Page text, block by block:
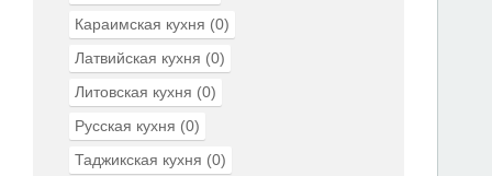
Караимская кухня (0)
Латвийская кухня (0)
Литовская кухня (0)
Русская кухня (0)
Таджикская кухня (0)